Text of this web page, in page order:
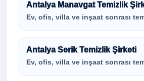
Antalya Manavgat Temizlik
Ev, ofis, villa ve inşaat sonrası
Antalya Serik Temizlik Şirketi
Ev, ofis, villa ve inşaat sonrası